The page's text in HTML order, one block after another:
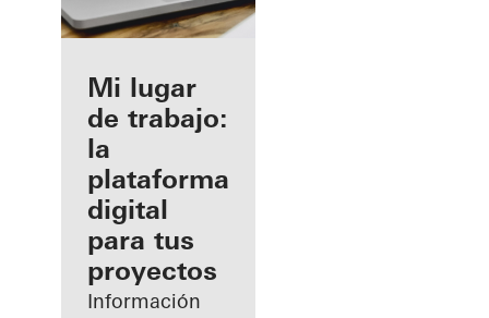
Beneficios
como
fabricante
registrado
Descubre
mi área
de
trabajo
Mi lugar
de trabajo:
la
plataforma
digital
para tus
proyectos
Información